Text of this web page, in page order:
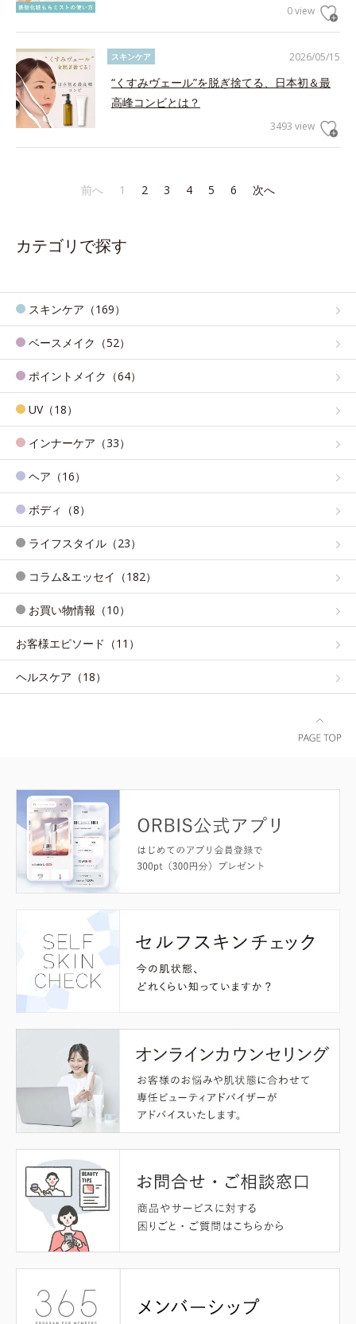
0 view
2026/05/15
スキンケア
“くすみヴェール”を脱ぎ捨てる、日本初＆最
高峰コンビとは？
3493 view
前へ 1 2 3 4 5 6 次へ
カテゴリで探す
スキンケア（169）
ベースメイク（52）
ポイントメイク（64）
UV（18）
インナーケア（33）
ヘア（16）
ボディ（8）
ライフスタイル（23）
コラム&エッセイ（182）
お買い物情報（10）
お客様エピソード（11）
ヘルスケア（18）